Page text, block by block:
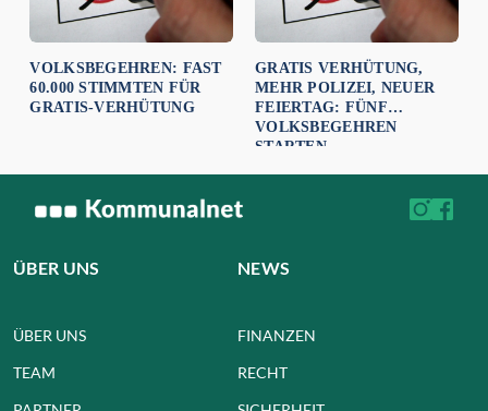
VOLKSBEGEHREN: FAST
60.000 STIMMTEN FÜR
GRATIS-VERHÜTUNG
GRATIS VERHÜTUNG,
MEHR POLIZEI, NEUER
FEIERTAG: FÜNF
VOLKSBEGEHREN
STARTEN
ÜBER UNS
ÜBER UNS
TEAM
NEWS
FINANZEN
RECHT